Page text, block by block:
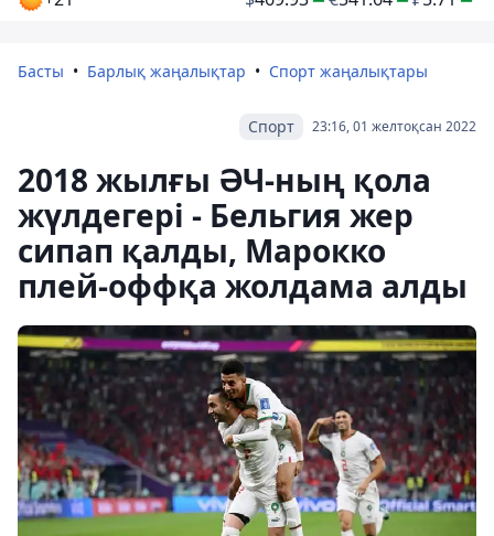
Басты Барлық жаңалықтар Спорт жаңалықтары
23:16, 01 желтоқсан 2022
Спорт
2018 жылғы ӘЧ-ның қола
жүлдегері - Бельгия жер
сипап қалды, Марокко
плей-оффқа жолдама алды